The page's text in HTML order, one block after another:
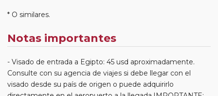
* O similares.
Notas importantes
Visado de entrada a Egipto: 45 usd aproximadamente.
Consulte con su agencia de viajes si debe llegar con el
visado desde su país de origen o puede adquirirlo